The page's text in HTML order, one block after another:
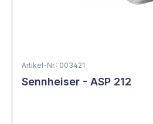
Artikel-Nr.: 003421
Sennheiser - ASP 212